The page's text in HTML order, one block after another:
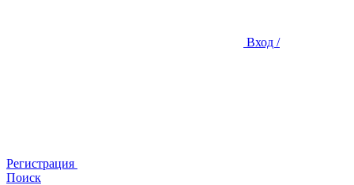
Вход /
Регистрация
Поиск